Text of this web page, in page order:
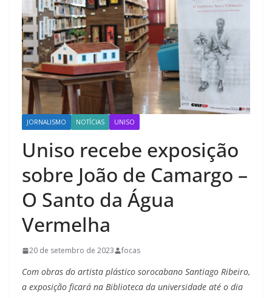
JORNALISMO NOTÍCIAS UNISO
Uniso recebe exposição
sobre João de Camargo –
O Santo da Água
Vermelha
20 de setembro de 2023 focas
Com obras do artista plástico sorocabano Santiago Ribeiro,
a exposição ficará na Biblioteca da universidade até o dia